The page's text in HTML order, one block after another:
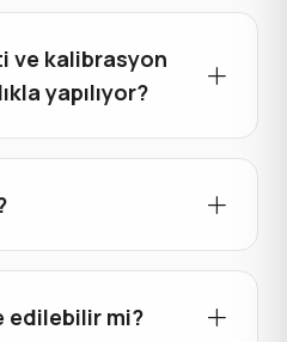
ve kalibrasyon
yapılıyor?
edilebilir mi?